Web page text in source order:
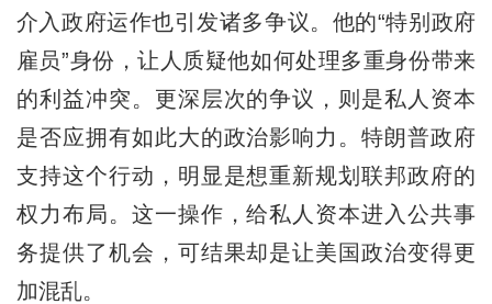
介入政府运作也引发诸多争议。他的“特别政府
雇员”身份，让人质疑他如何处理多重身份带来
的利益冲突。更深层次的争议，则是私人资本
是否应拥有如此大的政治影响力。特朗普政府
支持这个行动，明显是想重新规划联邦政府的
权力布局。这一操作，给私人资本进入公共事
务提供了机会，可结果却是让美国政治变得更
加混乱。